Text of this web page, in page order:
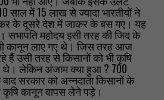
साल में 15 लाख से ज्यादा भारतीयों ने
कर के दूसरे देश में जाकर के बस गए। यह
महोदय इसी तरह की जिद के
कानून लाए गए थे। जिस तरह आज
हैं उसी तरह से किसानों को भी कृषि
थे। लेकिन अंजाम क्या हुआ ? 700
सरकार को अन्नदाता किसानों के
कानून वापस लेने पड़े।